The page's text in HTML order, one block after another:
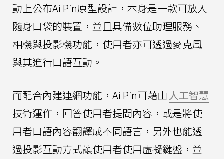
動上公布Ai Pin原型設計，本身是一款可放入
隨身口袋的裝置，並且具備數位助理服務、
相機與投影機功能，使用者亦可透過麥克風
與其進行口語互動。
而配合內建連網功能，Ai Pin可藉由 人工智慧
技術運作，回答使用者提問內容，或是將使
用者口語內容翻譯成不同語言，另外也能透
過投影互動方式讓使用者使用虛擬鍵盤，並